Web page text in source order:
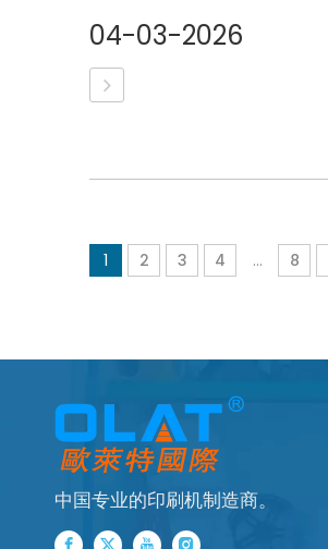
04-03-2026
1 2 3 4 ... 8
中国专业的印刷机制造商。